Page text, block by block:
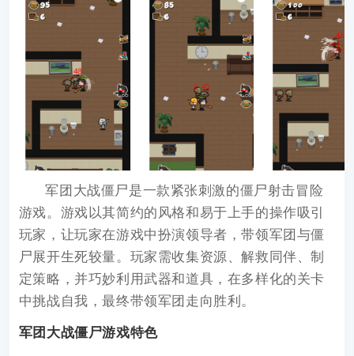
军团大战僵尸是一款紧张刺激的僵尸射击冒险
游戏。游戏以其简约的风格和易于上手的操作吸引
玩家，让玩家在游戏中扮演领导者，带领军团与僵
尸展开生死较量。玩家需收集资源、解救同伴、制
定策略，并巧妙利用武器和道具，在多样化的关卡
中挑战自我，最终带领军团走向胜利。
军团大战僵尸游戏特色